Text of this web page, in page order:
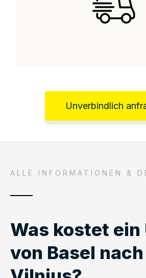
Unverbindlich
ALLE INFORMATIONEN &
Was kostet ein
von Basel nach